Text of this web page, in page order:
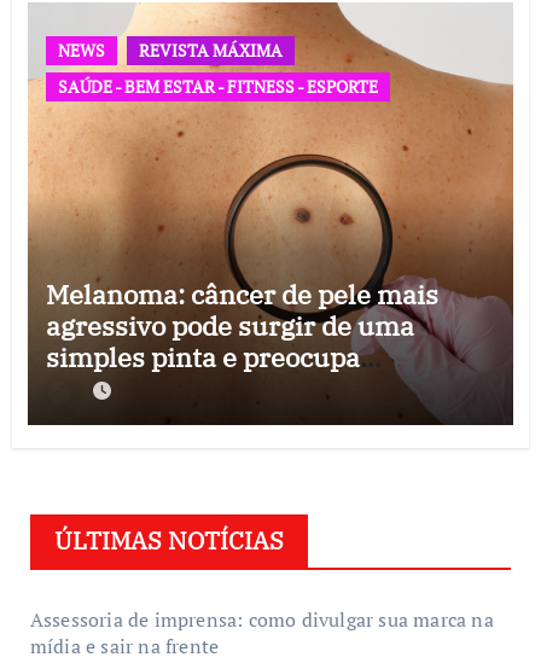
NEWS
REVISTA MÁXIMA
SAÚDE - BEM ESTAR - FITNESS - ESPORTE
Melanoma: câncer de pele mais
agressivo pode surgir de uma
simples pinta e preocupa
especialistas
ÚLTIMAS NOTÍCIAS
Assessoria de imprensa: como divulgar sua marca na
mídia e sair na frente